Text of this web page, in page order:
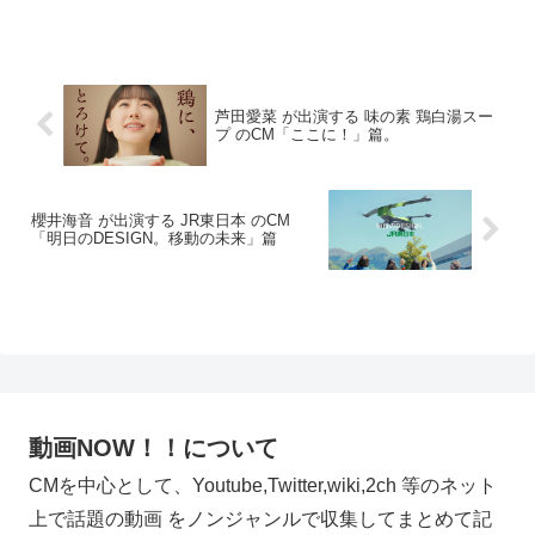
芦田愛菜 が出演する 味の素 鶏白湯スー
プ のCM「ここに！」篇。
櫻井海音 が出演する JR東日本 のCM
「明日のDESIGN。移動の未来」篇
動画NOW！！について
CMを中心として、Youtube,Twitter,wiki,2ch 等のネット
上で話題の動画 をノンジャンルで収集してまとめて記